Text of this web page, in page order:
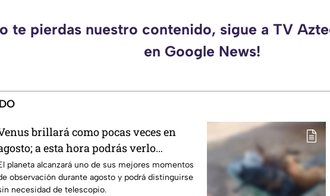
te pierdas nuestro contenido, sigue a TV
en Google News!
brillará como pocas veces en
a esta hora podrás verlo
este mes
planeta alcanzará uno de sus mejores momentos
observación durante agosto y podrá distinguirse
necesidad de telescopio.